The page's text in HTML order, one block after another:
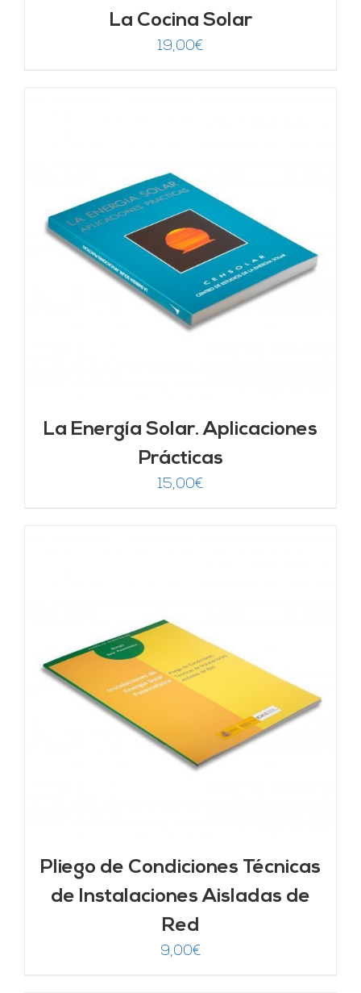
La Cocina Solar
19,00€
La Energía Solar. Aplicaciones
Prácticas
15,00€
Pliego de Condiciones Técnicas
de Instalaciones Aisladas de
Red
9,00€